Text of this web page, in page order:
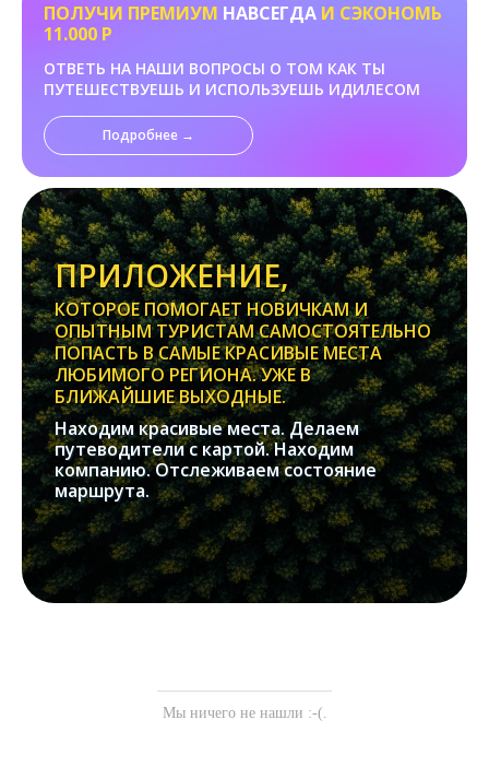
ПОЛУЧИ ПРЕМИУМ НАВСЕГДА И СЭКОНОМЬ
11.000 Р
ОТВЕТЬ НА НАШИ ВОПРОСЫ О ТОМ КАК ТЫ
ПУТЕШЕСТВУЕШЬ И ИСПОЛЬЗУЕШЬ ИДИЛЕСОМ
Подробнее →
ПРИЛОЖЕНИЕ,
КОТОРОЕ ПОМОГАЕТ НОВИЧКАМ И
ОПЫТНЫМ ТУРИСТАМ САМОСТОЯТЕЛЬНО
ПОПАСТЬ В САМЫЕ КРАСИВЫЕ МЕСТА
ЛЮБИМОГО РЕГИОНА. УЖЕ В
БЛИЖАЙШИЕ ВЫХОДНЫЕ.
Находим красивые места. Делаем
путеводители с картой. Находим
компанию. Отслеживаем состояние
маршрута.
Мы ничего не нашли :-(.